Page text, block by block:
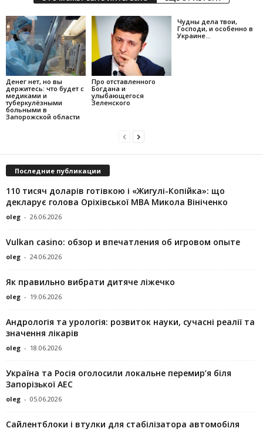
Денег нет, но вы
держитесь: что будет с
медиками и
туберкулёзными
больными в
Запорожской области
Про отставленного
Богдана и
улыбающегося
Зеленского
Чудны дела твои,
Господи, и особенно в
Украине…
Последние публикации
110 тисяч доларів готівкою і «Жигулі-Копійка»: що
декларує голова Оріхівської МВА Микола Вініченко
oleg - 26.06.2026
Vulkan casino: обзор и впечатления об игровом опыте
oleg - 24.06.2026
Як правильно вибрати дитяче ліжечко
oleg - 19.06.2026
Андрологія та урологія: розвиток науки, сучасні реалії та
значення лікарів
oleg - 18.06.2026
Україна та Росія оголосили локальне перемир’я біля
Запорізької АЕС
oleg - 05.06.2026
Сайлентблоки і втулки для стабілізатора автомобіля